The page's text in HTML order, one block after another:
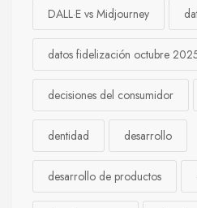
DALL·E vs Midjourney
datos fidelización octubre
decisiones del consumidor
dentidad desarrollo
desarrollo de productos